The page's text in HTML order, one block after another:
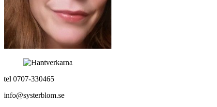
tel 0707-330465
info@systerblom.se